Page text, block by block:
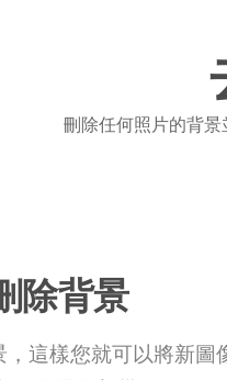
刪除任何照片的背景
除背景
這樣您就可以將新圖